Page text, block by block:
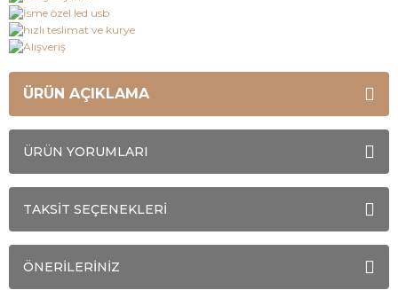
ÜRÜN AÇIKLAMA
ÜRÜN YORUMLARI
TAKSİT SEÇENEKLERİ
ÖNERİLERİNİZ